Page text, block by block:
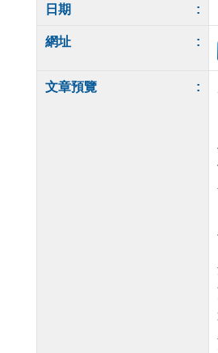
日期 :
網址 :
文章預覽 :